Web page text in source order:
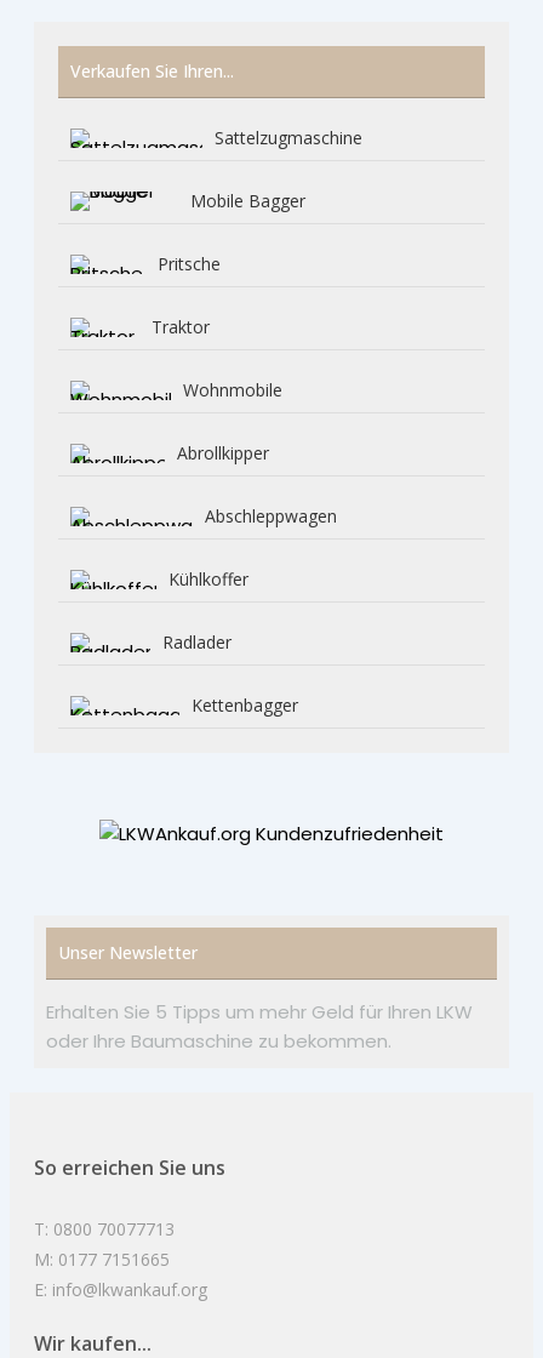
Verkaufen Sie Ihren...
Sattelzugmaschine
Mobile Bagger
Pritsche
Traktor
Wohnmobile
Abrollkipper
Abschleppwagen
Kühlkoffer
Radlader
Kettenbagger
Unser Newsletter
Erhalten Sie 5 Tipps um mehr Geld für Ihren LKW
oder Ihre Baumaschine zu bekommen.
So erreichen Sie uns
T: 0800 70077713
M: 0177 7151665
E: info@lkwankauf.org
Wir kaufen...